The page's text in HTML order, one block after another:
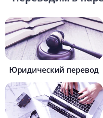
Юридический перевод